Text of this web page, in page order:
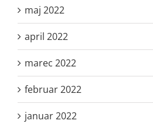
maj 2022
april 2022
marec 2022
februar 2022
januar 2022